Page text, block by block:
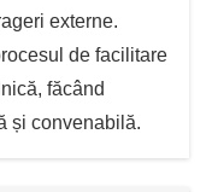
externe.
de facilitare
făcând
și convenabilă.